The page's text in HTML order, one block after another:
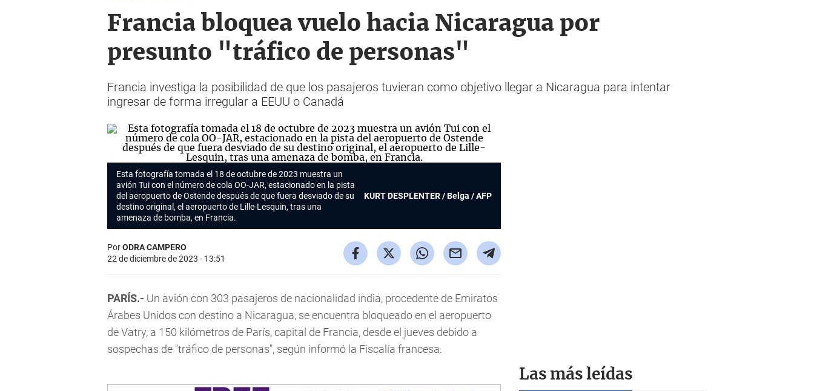
Francia bloquea vuelo hacia Nicaragua por
presunto "tráfico de personas"
Francia investiga la posibilidad de que los pasajeros tuvieran como objetivo llegar a Nicaragua para intentar
ingresar de forma irregular a EEUU o Canadá
Esta fotografía tomada el 18 de octubre de 2023 muestra un
avión Tui con el número de cola OO-JAR, estacionado en la pista
del aeropuerto de Ostende después de que fuera desviado de su
destino original, el aeropuerto de Lille-Lesquin, tras una
amenaza de bomba, en Francia.
KURT DESPLENTER / Belga / AFP
PorODRA CAMPERO
22 de diciembre de 2023 - 13:51
PARÍS.- Un avión con 303 pasajeros de nacionalidad india, procedente de Emiratos
Árabes Unidos con destino a Nicaragua, se encuentra bloqueado en el aeropuerto
de Vatry, a 150 kilómetros de París, capital de Francia, desde el jueves debido a
sospechas de "tráfico de personas", según informó la Fiscalía francesa.
Las más leídas